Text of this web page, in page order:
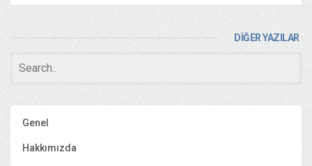
DİĞER YAZILAR
Genel
Hakkımızda